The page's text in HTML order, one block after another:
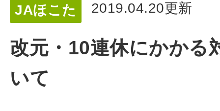
JAほこた 2019.04.20更新
改元・10連休にかかる
いて